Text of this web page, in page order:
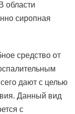
области
сиропная
средство от
дают с целью
Данный вид
с